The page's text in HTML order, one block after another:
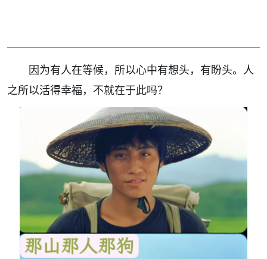
因为有人在等候，所以心中有想头，有盼头。人
之所以活得幸福，不就在于此吗？